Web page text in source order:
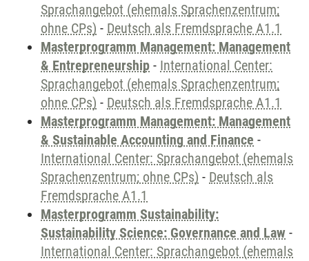
Sprachangebot (ehemals Sprachenzentrum;
ohne CPs) - Deutsch als Fremdsprache A1.1
Masterprogramm Management: Management
& Entrepreneurship - International Center:
Sprachangebot (ehemals Sprachenzentrum;
ohne CPs) - Deutsch als Fremdsprache A1.1
Masterprogramm Management: Management
& Sustainable Accounting and Finance -
International Center: Sprachangebot (ehemals
Sprachenzentrum; ohne CPs) - Deutsch als
Fremdsprache A1.1
Masterprogramm Sustainability:
Sustainability Science: Governance and Law -
International Center: Sprachangebot (ehemals